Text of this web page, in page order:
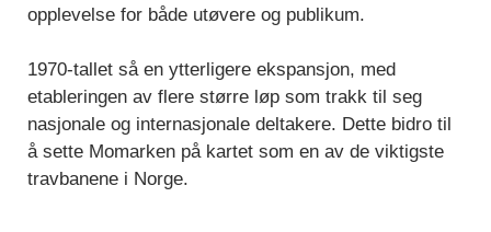
opplevelse for både utøvere og publikum.
1970-tallet så en ytterligere ekspansjon, med
etableringen av flere større løp som trakk til seg
nasjonale og internasjonale deltakere. Dette bidro til
å sette Momarken på kartet som en av de viktigste
travbanene i Norge.